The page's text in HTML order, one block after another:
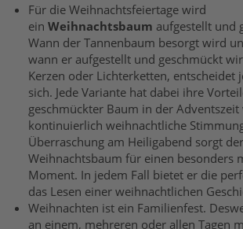
Für die Weihnachtsfeiertage wird
ein Weihnachtsbaum aufgestellt und
Wann der Tannenbaum besorgt wird
wann er aufgestellt und geschmückt
Kerzen oder Lichterketten, entscheidet
sich. Jede Variante hat dabei ihre
geschmückter Baum in der
kontinuierlich weihnachtliche
Überraschung am Heiligabend sorgt
Weihnachtsbaum für einen besonders
Moment. In jedem Fall bietet er die
das Lesen einer weihnachtlichen
Weihnachten ist ein Familienfest.
an einem, mehreren oder allen Tagen